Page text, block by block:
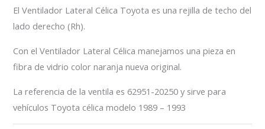
El Ventilador Lateral Célica Toyota es una rejilla de techo del
lado derecho (Rh).
Con el Ventilador Lateral Célica manejamos una pieza en
fibra de vidrio color naranja nueva original.
La referencia de la ventila es 62951-20250 y sirve para
vehículos Toyota célica modelo 1989 – 1993